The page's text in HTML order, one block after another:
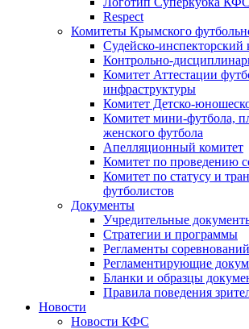
Respect
Комитеты Крымского
Судейско-инспекторский
Контрольно-
Комитет Аттестации
инфраструктуры
Комитет Детско-
Комитет мини-футбола,
женского футбола
Апелляционный комитет
Комитет по проведению
Комитет по статусу и
футболистов
Документы
Учредительные
Стратегии и программы
Регламенты
Регламентирующие
Бланки и образцы
Правила поведения
Новости
Новости КФС